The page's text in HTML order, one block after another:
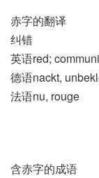
赤字的翻译
纠错
英语red;
德语nackt,
法语nu, rouge
含赤字的成语